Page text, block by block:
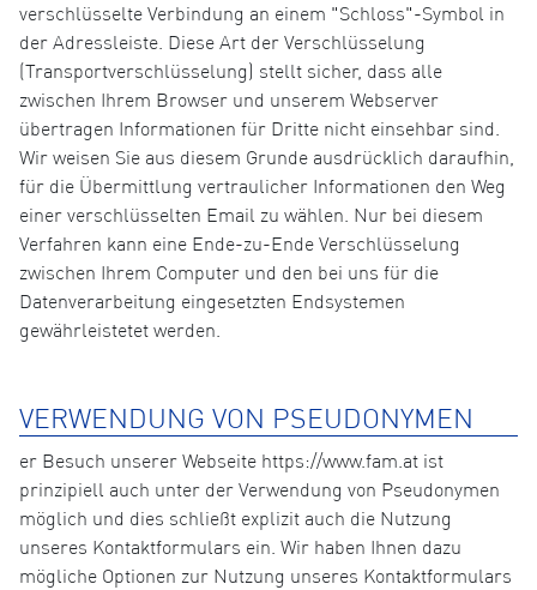
verschlüsselte Verbindung an einem "Schloss"-Symbol in
der Adressleiste. Diese Art der Verschlüsselung
(Transportverschlüsselung) stellt sicher, dass alle
zwischen Ihrem Browser und unserem Webserver
übertragen Informationen für Dritte nicht einsehbar sind.
Wir weisen Sie aus diesem Grunde ausdrücklich daraufhin,
für die Übermittlung vertraulicher Informationen den Weg
einer verschlüsselten Email zu wählen. Nur bei diesem
Verfahren kann eine Ende-zu-Ende Verschlüsselung
zwischen Ihrem Computer und den bei uns für die
Datenverarbeitung eingesetzten Endsystemen
gewährleistetet werden.
VERWENDUNG VON PSEUDONYMEN
er Besuch unserer Webseite https://www.fam.at ist
prinzipiell auch unter der Verwendung von Pseudonymen
möglich und dies schließt explizit auch die Nutzung
unseres Kontaktformulars ein. Wir haben Ihnen dazu
mögliche Optionen zur Nutzung unseres Kontaktformulars